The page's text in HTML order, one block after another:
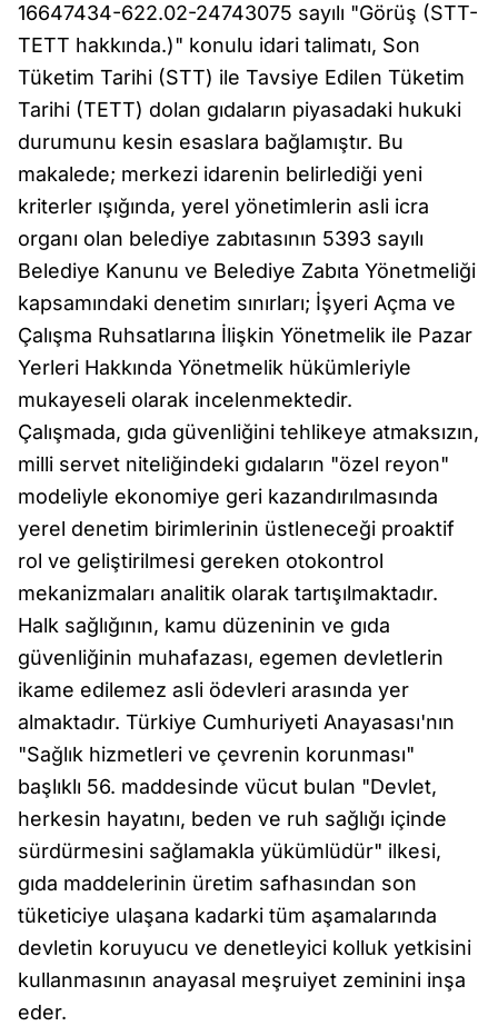
16647434-622.02-24743075 sayılı "Görüş (STT-
TETT hakkında.)" konulu idari talimatı, Son
Tüketim Tarihi (STT) ile Tavsiye Edilen Tüketim
Tarihi (TETT) dolan gıdaların piyasadaki hukuki
durumunu kesin esaslara bağlamıştır. Bu
makalede; merkezi idarenin belirlediği yeni
kriterler ışığında, yerel yönetimlerin asli icra
organı olan belediye zabıtasının 5393 sayılı
Belediye Kanunu ve Belediye Zabıta Yönetmeliği
kapsamındaki denetim sınırları; İşyeri Açma ve
Çalışma Ruhsatlarına İlişkin Yönetmelik ile Pazar
Yerleri Hakkında Yönetmelik hükümleriyle
mukayeseli olarak incelenmektedir.
Çalışmada, gıda güvenliğini tehlikeye atmaksızın,
milli servet niteliğindeki gıdaların "özel reyon"
modeliyle ekonomiye geri kazandırılmasında
yerel denetim birimlerinin üstleneceği proaktif
rol ve geliştirilmesi gereken otokontrol
mekanizmaları analitik olarak tartışılmaktadır.
Halk sağlığının, kamu düzeninin ve gıda
güvenliğinin muhafazası, egemen devletlerin
ikame edilemez asli ödevleri arasında yer
almaktadır. Türkiye Cumhuriyeti Anayasası'nın
"Sağlık hizmetleri ve çevrenin korunması"
başlıklı 56. maddesinde vücut bulan "Devlet,
herkesin hayatını, beden ve ruh sağlığı içinde
sürdürmesini sağlamakla yükümlüdür" ilkesi,
gıda maddelerinin üretim safhasından son
tüketiciye ulaşana kadarki tüm aşamalarında
devletin koruyucu ve denetleyici kolluk yetkisini
kullanmasının anayasal meşruiyet zeminini inşa
eder.